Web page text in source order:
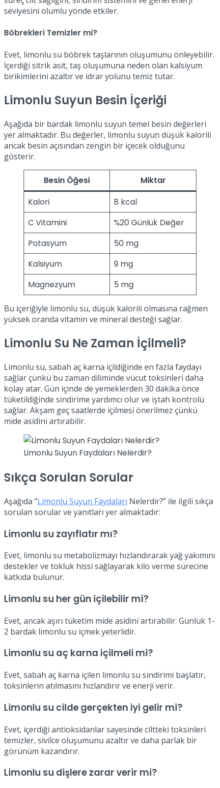
seviyesini olumlu yönde etkiler.
Böbrekleri Temizler mi?
Evet, limonlu su böbrek taşlarının oluşumunu önleyebilir.
İçerdiği sitrik asit, taş oluşumuna neden olan kalsiyum
birikimlerini azaltır ve idrar yolunu temiz tutar.
Limonlu Suyun Besin İçeriği
Aşağıda bir bardak limonlu suyun temel besin değerleri
yer almaktadır. Bu değerler, limonlu suyun düşük kalorili
ancak besin açısından zengin bir içecek olduğunu
gösterir.
Besin Öğesi
Miktar
Kalori
8 kcal
C Vitamini
%20 Günlük Değer
Potasyum
50 mg
Kalsiyum
9 mg
Magnezyum
5 mg
Bu içeriğiyle limonlu su, düşük kalorili olmasına rağmen
yüksek oranda vitamin ve mineral desteği sağlar.
Limonlu Su Ne Zaman İçilmeli?
Limonlu su, sabah aç karna içildiğinde en fazla faydayı
sağlar çünkü bu zaman diliminde vücut toksinleri daha
kolay atar. Gün içinde de yemeklerden 30 dakika önce
tüketildiğinde sindirime yardımcı olur ve iştah kontrolü
sağlar. Akşam geç saatlerde içilmesi önerilmez çünkü
mide asidini artırabilir.
Limonlu Suyun Faydaları Nelerdir?
Sıkça Sorulan Sorular
Aşağıda “Limonlu Suyun Faydaları Nelerdir?” ile ilgili sıkça
sorulan sorular ve yanıtları yer almaktadır:
Limonlu su zayıflatır mı?
Evet, limonlu su metabolizmayı hızlandırarak yağ yakımını
destekler ve tokluk hissi sağlayarak kilo verme sürecine
katkıda bulunur.
Limonlu su her gün içilebilir mi?
Evet, ancak aşırı tüketim mide asidini artırabilir. Günlük 1-
2 bardak limonlu su içmek yeterlidir.
Limonlu su aç karna içilmeli mi?
Evet, sabah aç karna içilen limonlu su sindirimi başlatır,
toksinlerin atılmasını hızlandırır ve enerji verir.
Limonlu su cilde gerçekten iyi gelir mi?
Evet, içerdiği antioksidanlar sayesinde ciltteki toksinleri
temizler, sivilce oluşumunu azaltır ve daha parlak bir
görünüm kazandırır.
Limonlu su dişlere zarar verir mi?